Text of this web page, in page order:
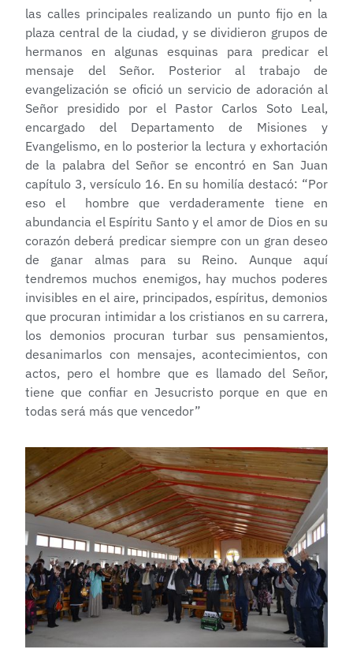
las calles principales realizando un punto fijo en la
plaza central de la ciudad, y se dividieron grupos de
hermanos en algunas esquinas para predicar el
mensaje del Señor. Posterior al trabajo de
evangelización se ofició un servicio de adoración al
Señor presidido por el Pastor Carlos Soto Leal,
encargado del Departamento de Misiones y
Evangelismo, en lo posterior la lectura y exhortación
de la palabra del Señor se encontró en San Juan
capítulo 3, versículo 16. En su homilía destacó: “Por
eso el hombre que verdaderamente tiene en
abundancia el Espíritu Santo y el amor de Dios en su
corazón deberá predicar siempre con un gran deseo
de ganar almas para su Reino. Aunque aquí
tendremos muchos enemigos, hay muchos poderes
invisibles en el aire, principados, espíritus, demonios
que procuran intimidar a los cristianos en su carrera,
los demonios procuran turbar sus pensamientos,
desanimarlos con mensajes, acontecimientos, con
actos, pero el hombre que es llamado del Señor,
tiene que confiar en Jesucristo porque en que en
todas será más que vencedor”